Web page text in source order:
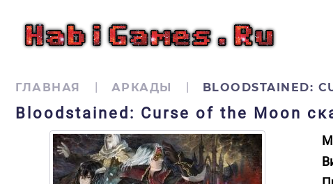
ГЛАВНАЯ АРКАДЫ BLOODSTAINED:
Bloodstained: Curse of the Moon